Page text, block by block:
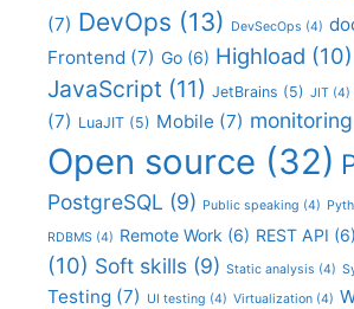
(7) DevOps (13) DevSecOps (4)
Frontend (7) Go (6) Highload (10)
JavaScript (11) JetBrains (5) JIT (4)
(7) LuaJIT (5) Mobile (7) monitoring
Open source (32)
PostgreSQL (9) Public speaking (4)
RDBMS (4) Remote Work (6) REST API (6)
(10) Soft skills (9) Static analysis (4)
Testing (7) UI testing (4) Virtualization (4)